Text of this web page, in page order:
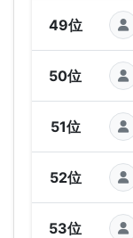
49位
50位
51位
52位
53位